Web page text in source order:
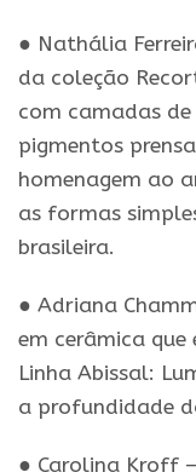
● Nathália
da coleção
com camadas
pigmentos
homenagem ao
as formas
brasileira.
● Adriana
em cerâmica
Linha Abissal:
a profundidade
● Carolina Kroff